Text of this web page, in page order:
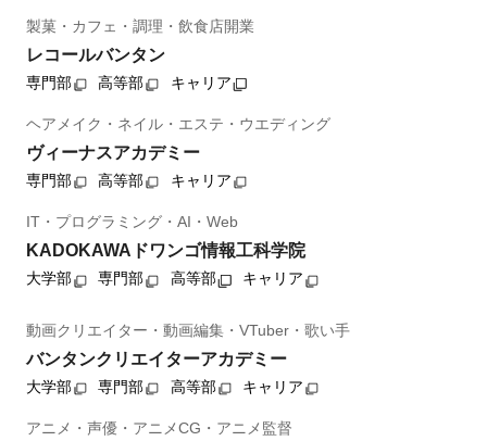
製菓・カフェ・調理・飲食店開業
レコールバンタン
専門部 高等部 キャリア
ヘアメイク・ネイル・エステ・ウエディング
ヴィーナスアカデミー
専門部 高等部 キャリア
IT・プログラミング・AI・Web
KADOKAWAドワンゴ情報工科学院
大学部 専門部 高等部 キャリア
動画クリエイター・動画編集・VTuber・歌い手
バンタンクリエイターアカデミー
大学部 専門部 高等部 キャリア
アニメ・声優・アニメCG・アニメ監督